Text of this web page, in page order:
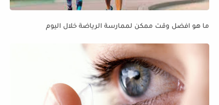
ما هو افضل وقت ممكن لممارسة الرياضة خلال اليوم